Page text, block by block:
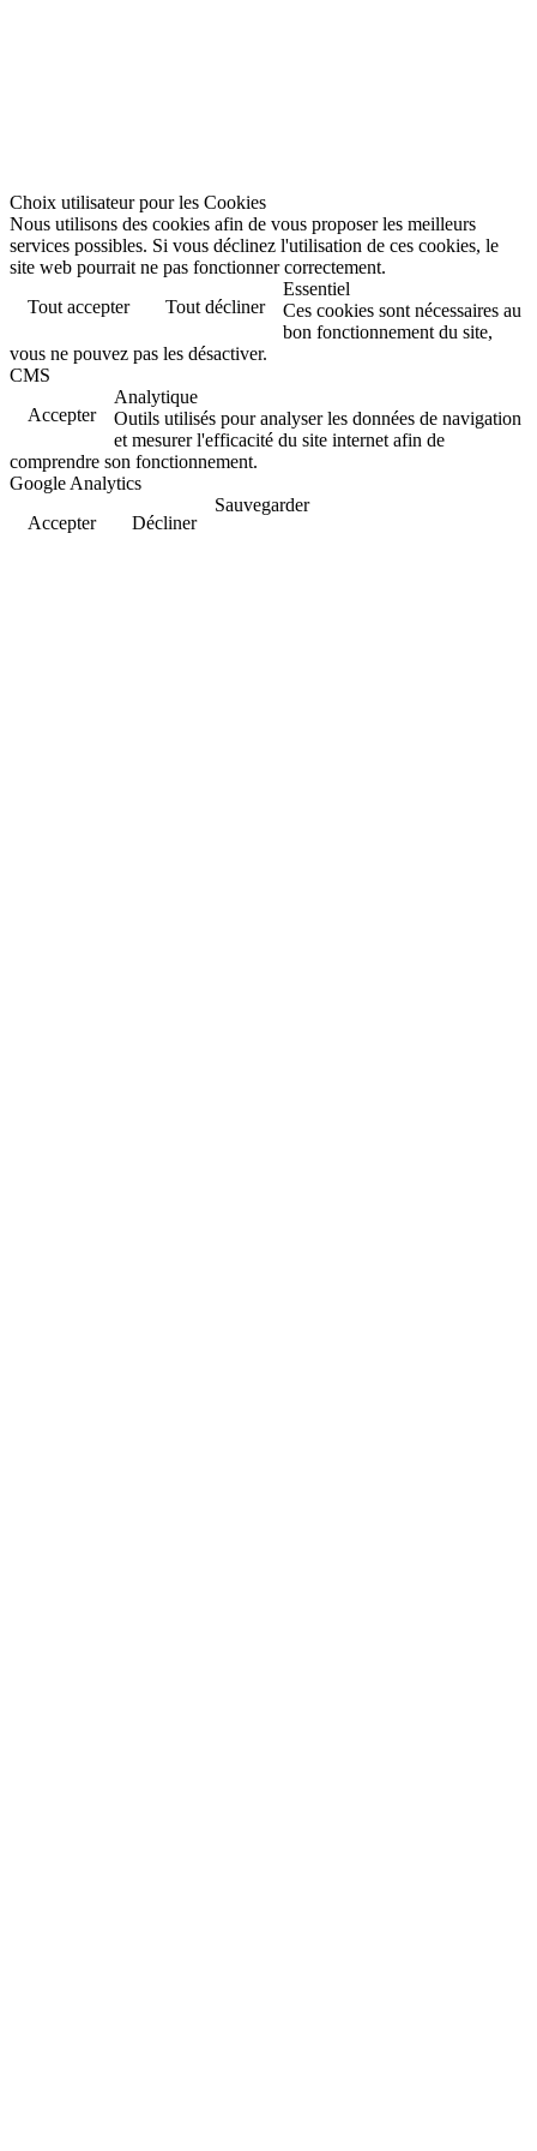
Choix utilisateur pour les Cookies
Nous utilisons des cookies afin de vous proposer les meilleurs
services possibles. Si vous déclinez l'utilisation de ces cookies, le
site web pourrait ne pas fonctionner correctement.
Tout accepter
Tout décliner
Essentiel
Ces cookies sont nécessaires au
bon fonctionnement du site,
vous ne pouvez pas les désactiver.
CMS
Accepter
Analytique
Outils utilisés pour analyser les données de navigation
et mesurer l'efficacité du site internet afin de
comprendre son fonctionnement.
Google Analytics
Accepter
Décliner
Sauvegarder